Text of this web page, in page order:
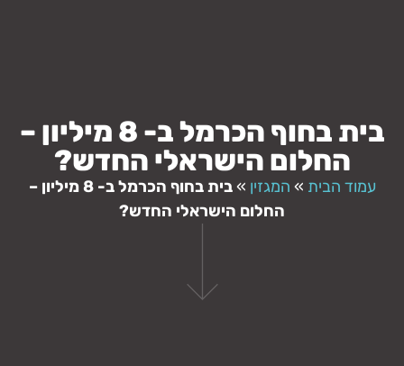
בית בחוף הכרמל ב- 8 מיליון –
החלום הישראלי החדש?
עמוד הבית » המגזין »
בית בחוף הכרמל ב- 8 מיליון –
החלום הישראלי החדש?